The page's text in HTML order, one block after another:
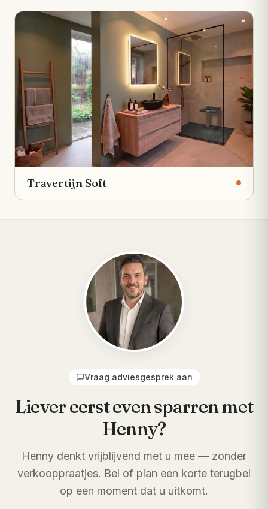
Travertijn Soft
Vraag adviesgesprek aan
Liever eerst even sparren met
Henny?
Henny denkt vrijblijvend met u mee — zonder
verkooppraatjes. Bel of plan een korte terugbel
op een moment dat u uitkomt.